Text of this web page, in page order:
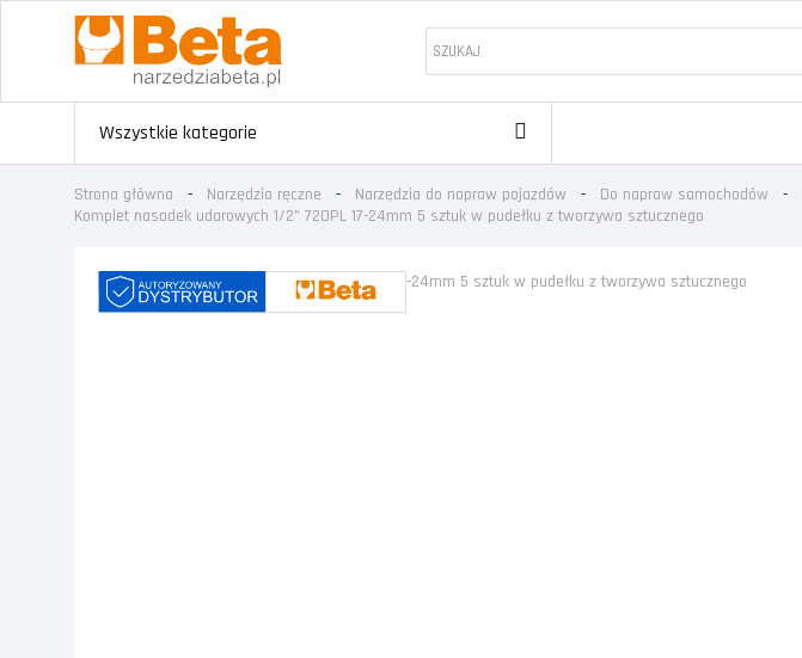
Wszystkie kategorie
Strona główna Narzędzia ręczne Narzędzia do napraw pojazdów Do napraw samochodów
Komplet nasadek udarowych 1/2" 720PL 17-24mm 5 sztuk w pudełku z tworzywa sztucznego